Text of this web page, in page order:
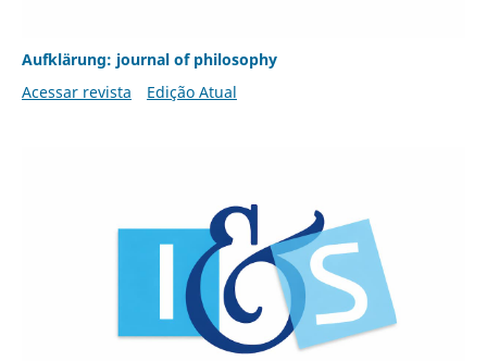
Aufklärung: journal of philosophy
Acessar revista
Edição Atual